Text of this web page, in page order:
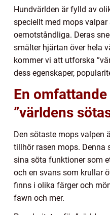
Hundvärlden är fylld av
speciellt med mops
oemotståndliga. Deras
smälter hjärtan över hela
kommer vi att utforska
dess egenskaper,
En
”världens
Den sötaste mops valpen
tillhör rasen mops. Denna
sina söta funktioner som
och en svans som krullar
finns i olika färger och
fawn och mer.